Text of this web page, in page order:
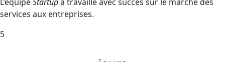
services aux entreprises.
5